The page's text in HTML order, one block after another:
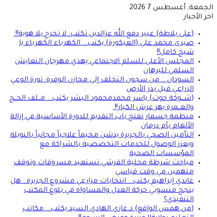
الجمعة, أغسطس 7 2026
اخر الأخبار
(على بلاطة) عبير دفع الله عزالدين تكتب: لا تخرج بلا هوية!!
صبرى محمد علي (العيكورة) يكتب… الكهرباء الكهرباء يا
شيخ كامل!!
المجلس الأعلى للسلم الاجتماعي يهدي مهرجان التعايش
السلمي للبرهان
السودان .. من سجون التخلف إلى مخازن الوفرة: ثورة الوعي
الزراعي قبل بذر الأرض
(شـــوكة حوت) ياسر محمدمحمود البشر يكتب… مــلف الحــج
والعــمرة يهز عرش الكبار!!
منظمة جسمار تفتح باب التقديم للدورة الأساسية في إزالة
الألغام بأم درمان
التأمين الصحي بالجزيرة يدشن مخيماً علاجياً مجانياً بالنويلة
ويعزز الوصول للخدمات التخصصية بالشراكة مع
المؤسسات الصحية
مباحث شرطة محلية القرشي تستعيد مسروقات وتوقف
متهمين في وقت قياسي
غاندي إبراهيم يكتب… انتخابات مزارعي مشروع الجزيرة.. هل
ينجح منسوبي حركة العدل والمساواة في بلوغ المكتب
التنفيذي؟
(من همس الواقع) د.غازي الهادي السيد يكتب… مكاتب